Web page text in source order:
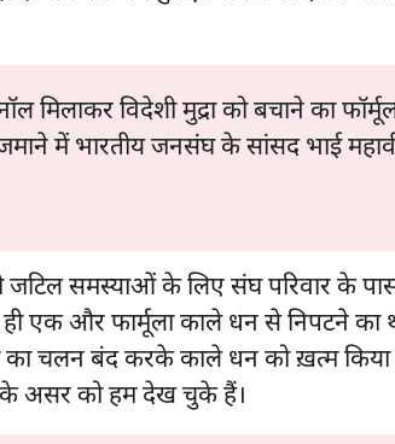
मिलाकर विदेशी मुद्रा को बचाने का
में भारतीय जनसंघ के सांसद भाई
जटिल समस्याओं के लिए संघ परिवार के
ही एक और फार्मूला काले धन से निपटने
का चलन बंद करके काले धन को ख़त्म
असर को हम देख चुके हैं।